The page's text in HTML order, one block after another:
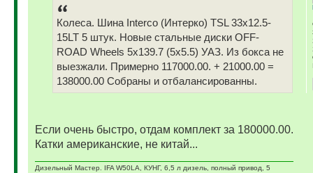
Колеса. Шина Interco (Интерко) TSL 33x12.5-
15LT 5 штук. Новые стальные диски OFF-
ROAD Wheels 5x139.7 (5x5.5) УАЗ. Из бокса не
выезжали. Примерно 117000.00. + 21000.00 =
138000.00 Собраны и отбалансированны.
Если очень быстро, отдам комплект за 180000.00.
Катки американские, не китай...
Дизельный Мастер. IFA W50LA, КУНГ, 6,5 л дизель, полный привод, 5